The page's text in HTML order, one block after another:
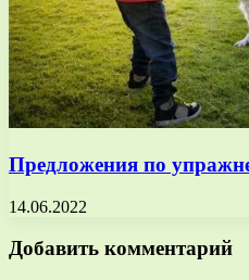
Предложения по
14.06.2022
Добавить комментарий